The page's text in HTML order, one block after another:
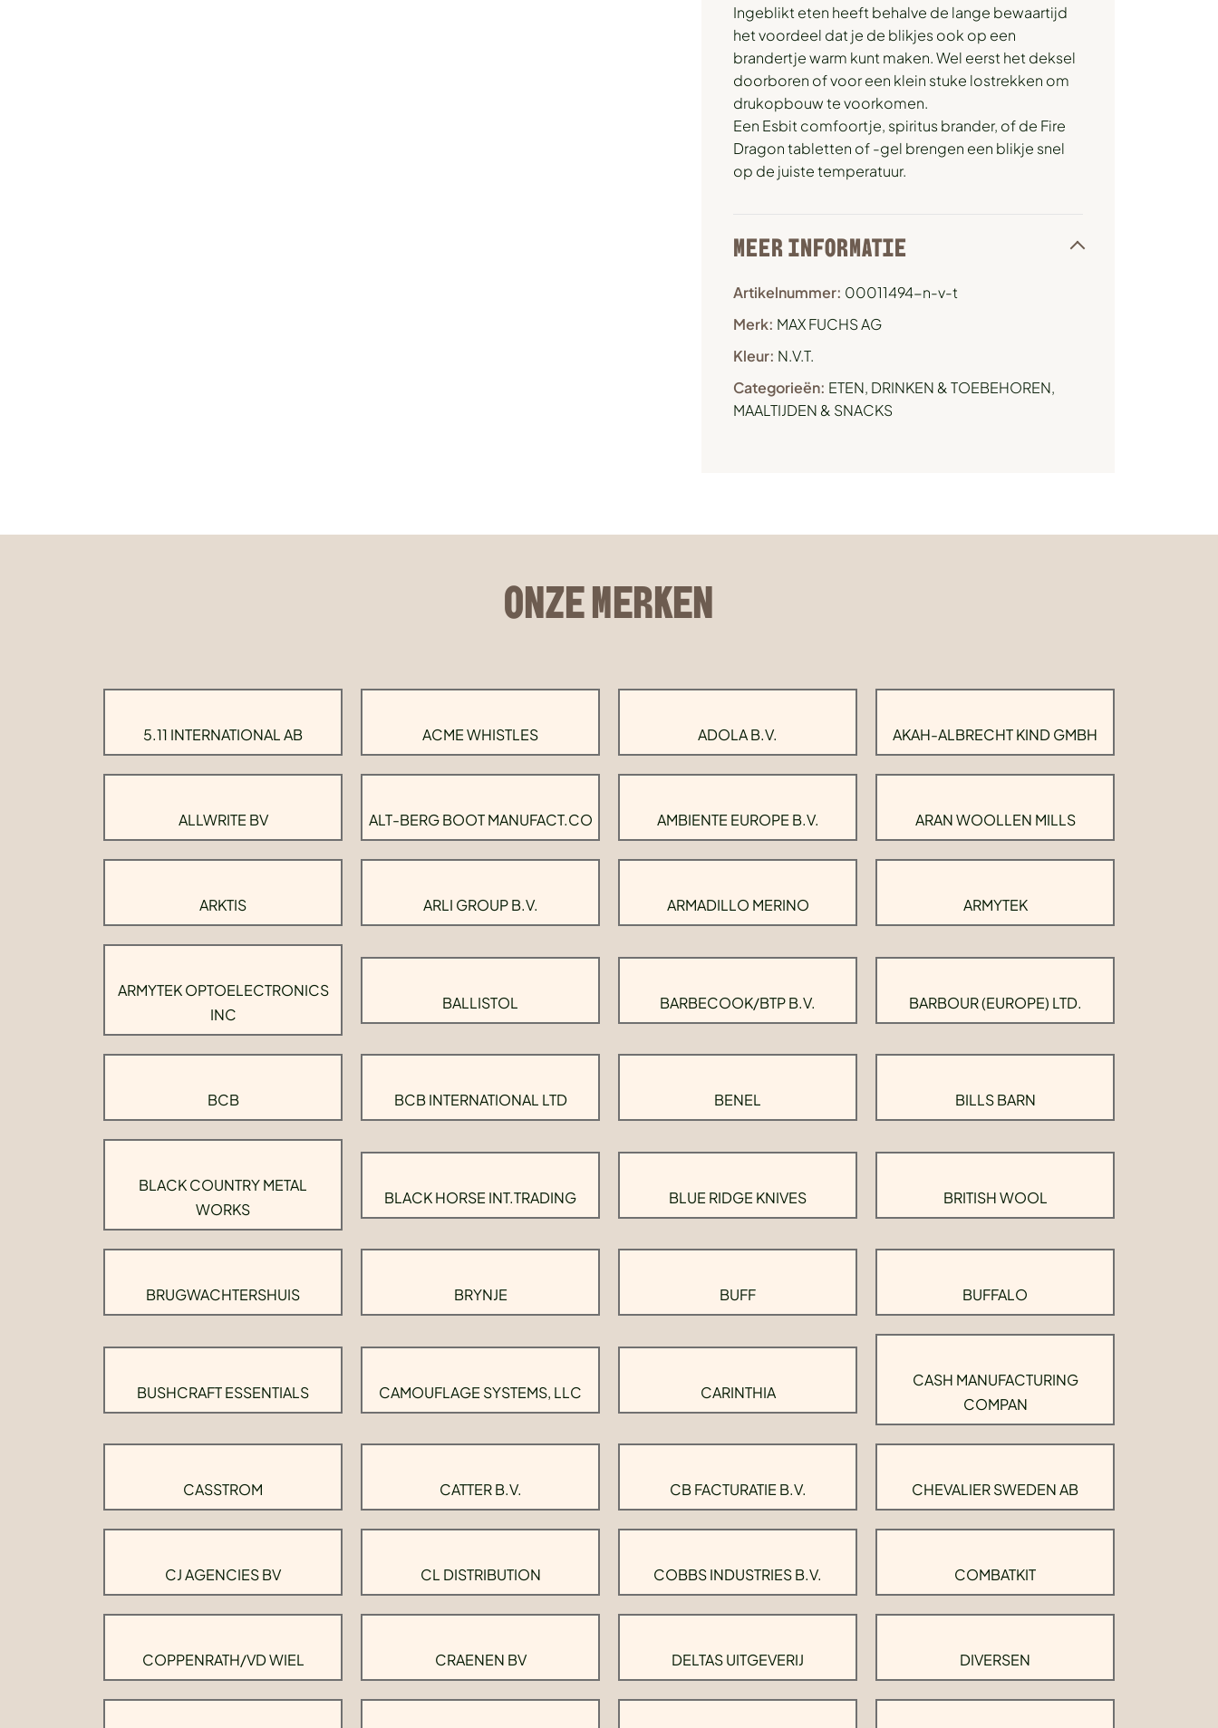
Ingeblikt eten heeft behalve de lange bewaartijd
het voordeel dat je de blikjes ook op een
brandertje warm kunt maken. Wel eerst het deksel
doorboren of voor een klein stuke lostrekken om
drukopbouw te voorkomen.
Een Esbit comfoortje, spiritus brander, of de Fire
Dragon tabletten of -gel brengen een blikje snel
op de juiste temperatuur.
MEER INFORMATIE
Artikelnummer: 00011494-n-v-t
Merk: MAX FUCHS AG
Kleur: N.V.T.
Categorieën: ETEN, DRINKEN & TOEBEHOREN,
MAALTIJDEN & SNACKS
ONZE MERKEN
5.11 INTERNATIONAL AB ACME WHISTLES ADOLA B.V. AKAH-ALBRECHT KIND GMBH
ALLWRITE BV ALT-BERG BOOT MANUFACT.CO AMBIENTE EUROPE B.V. ARAN WOOLLEN MILLS
ARKTIS ARLI GROUP B.V. ARMADILLO MERINO ARMYTEK
ARMYTEK OPTOELECTRONICS
INC
BALLISTOL BARBECOOK/BTP B.V. BARBOUR (EUROPE) LTD.
BCB BCB INTERNATIONAL LTD BENEL BILLS BARN
BLACK COUNTRY METAL
WORKS
BLACK HORSE INT.TRADING BLUE RIDGE KNIVES BRITISH WOOL
BRUGWACHTERSHUIS BRYNJE BUFF BUFFALO
BUSHCRAFT ESSENTIALS CAMOUFLAGE SYSTEMS, LLC CARINTHIA
CASH MANUFACTURING
COMPAN
CASSTROM CATTER B.V. CB FACTURATIE B.V. CHEVALIER SWEDEN AB
CJ AGENCIES BV CL DISTRIBUTION COBBS INDUSTRIES B.V. COMBATKIT
COPPENRATH/VD WIEL CRAENEN BV DELTAS UITGEVERIJ DIVERSEN